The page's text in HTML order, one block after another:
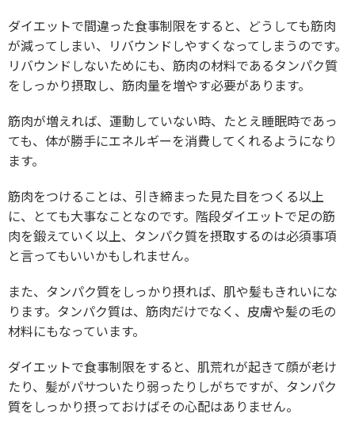
ダイエットで間違った食事制限をすると、どうしても筋肉
が減ってしまい、リバウンドしやすくなってしまうのです。
リバウンドしないためにも、筋肉の材料であるタンパク質
をしっかり摂取し、筋肉量を増やす必要があります。
筋肉が増えれば、運動していない時、たとえ睡眠時であっ
ても、体が勝手にエネルギーを消費してくれるようになり
ます。
筋肉をつけることは、引き締まった見た目をつくる以上
に、とても大事なことなのです。階段ダイエットで足の筋
肉を鍛えていく以上、タンパク質を摂取するのは必須事項
と言ってもいいかもしれません。
また、タンパク質をしっかり摂れば、肌や髪もきれいにな
ります。タンパク質は、筋肉だけでなく、皮膚や髪の毛の
材料にもなっています。
ダイエットで食事制限をすると、肌荒れが起きて顔が老け
たり、髪がパサついたり弱ったりしがちですが、タンパク
質をしっかり摂っておけばその心配はありません。